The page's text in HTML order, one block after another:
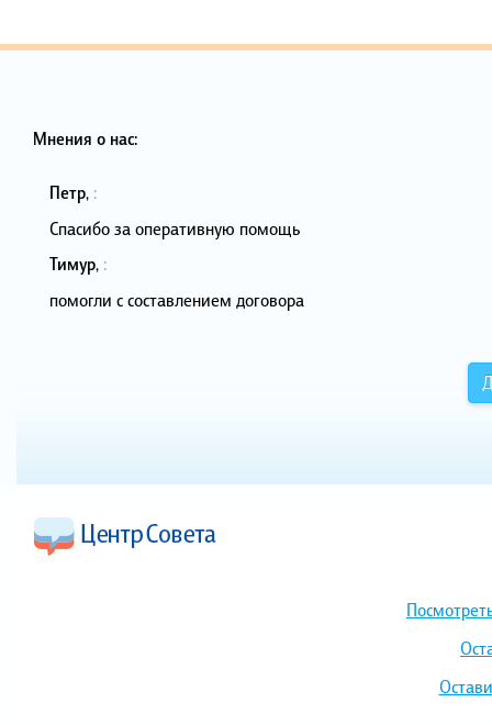
Мнения о нас:
Петр, :
Спасибо за оперативную помощь
Тимур, :
помогли с составлением договора